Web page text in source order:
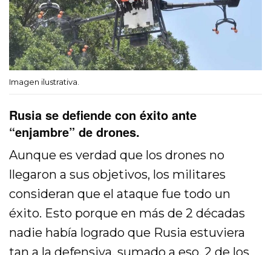
Imagen ilustrativa.
Rusia se defiende con éxito ante
“enjambre” de drones.
Aunque es verdad que los drones no
llegaron a sus objetivos, los militares
consideran que el ataque fue todo un
éxito. Esto porque en más de 2 décadas
nadie había logrado que Rusia estuviera
tan a la defensiva, sumado a eso, 2 de los